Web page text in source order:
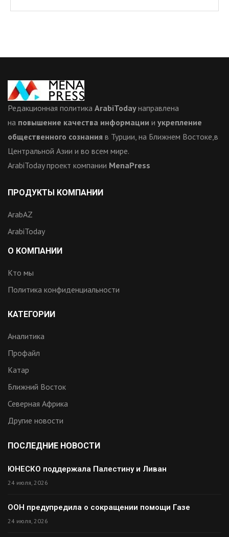
Редакционная политика ArabiTodayнаправлена
на повышение качества информации и укрепление
общественного сознания в Турции, на Ближнем Востоке,в
Центральной Азии и во всем мире.
ArabiToday проект компании MenaPress
ПРОДУКТЫ КОМПАНИИ
ArabAZ
ArabiToday
О КОМПАНИИ
Кто мы
Политика конфиденциальности
КАТЕГОРИИ
Аналитика
Профайл
Катар
Ближний Восток
Северная Африка
Другие новости
ПОСЛЕДНИЕ НОВОСТИ
ЮНЕСКО поддержала Палестину и Ливан
24 июля, 2026
ООН предупредила о сокращении помощи Газе
24 июля, 2026